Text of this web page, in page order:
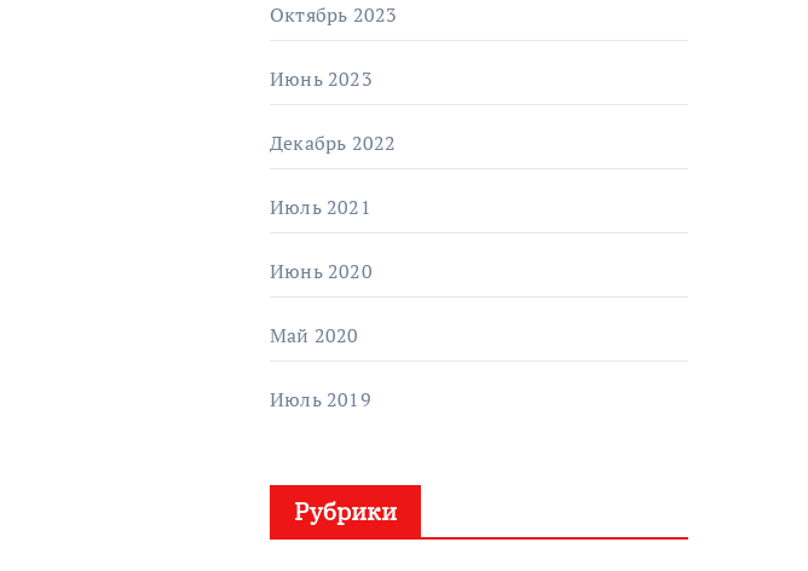
Октябрь 2023
Июнь 2023
Декабрь 2022
Июль 2021
Июнь 2020
Май 2020
Июль 2019
Рубрики